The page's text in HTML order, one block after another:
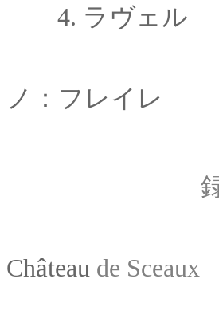
4. ラヴェル
第1
ノ：フレイレ
録画年
Château de
プロデュ